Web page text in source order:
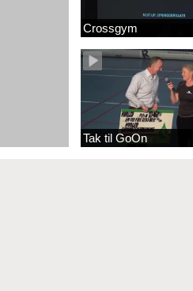
Crossgym
Tak til GoOn